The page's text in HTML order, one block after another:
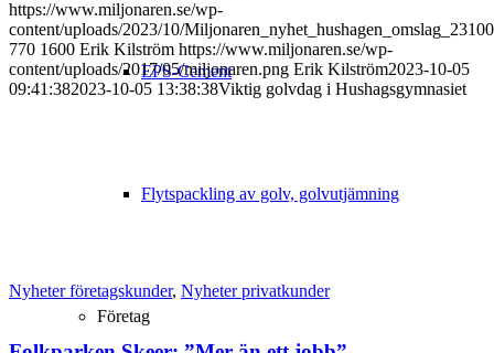
EPS-Cement
Flytspackling av golv, golvutjämning
Företag
https://www.miljonaren.se/wp-
content/uploads/2023/10/
770 1600 Erik Kilström https://www.miljonaren.se/wp-
content/uploads/2017/05/miljonaren.png Erik Kilström2023-10-05
09:41:382023-10-05 13:38:38Viktig golvdag i Hushagsgymnasiet
Nyheter företagskunder, Nyheter privatkunder